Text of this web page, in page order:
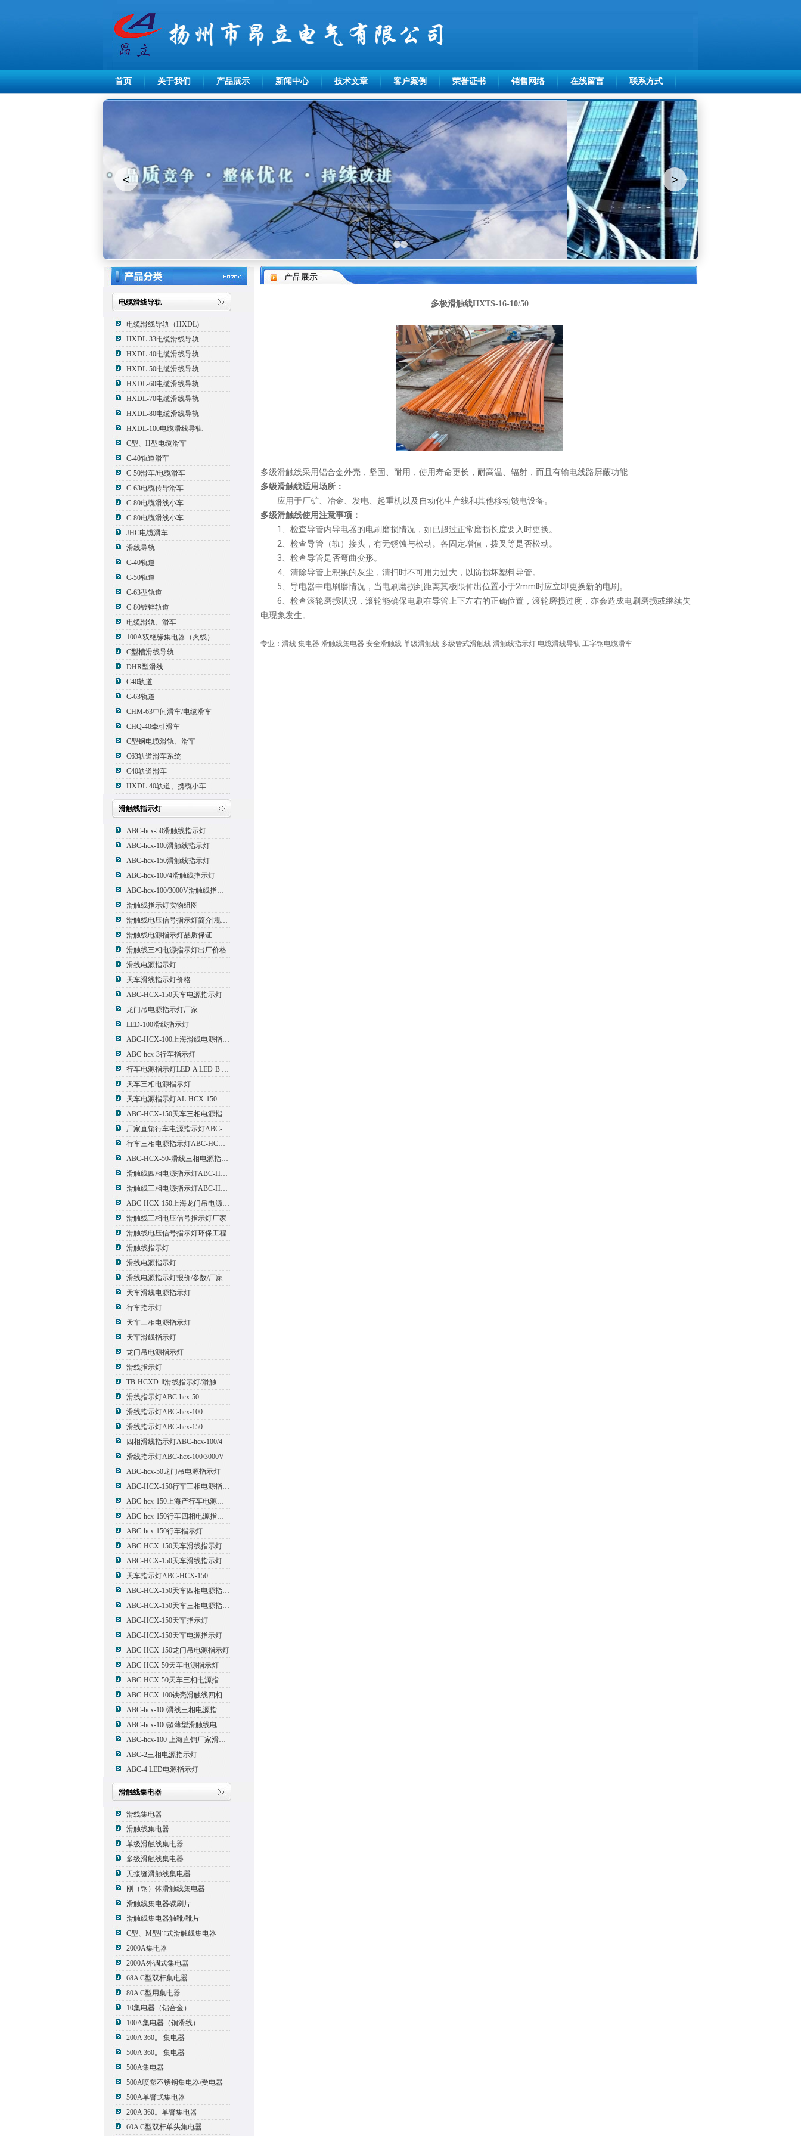
首页 关于我们 产品展示 新闻中心 技术文章 客户案例 荣誉证书 销售网络 在线留言 联系方式
< >
电缆滑线导轨
电缆滑线导轨（HXDL)
HXDL-33电缆滑线导轨
HXDL-40电缆滑线导轨
HXDL-50电缆滑线导轨
HXDL-60电缆滑线导轨
HXDL-70电缆滑线导轨
HXDL-80电缆滑线导轨
HXDL-100电缆滑线导轨
C型、H型电缆滑车
C-40轨道滑车
C-50滑车/电缆滑车
C-63电缆传导滑车
C-80电缆滑线小车
C-80电缆滑线小车
JHC电缆滑车
滑线导轨
C-40轨道
C-50轨道
C-63型轨道
C-80镀锌轨道
电缆滑轨、滑车
100A双绝缘集电器（火线）
C型槽滑线导轨
DHR型滑线
C40轨道
C-63轨道
CHM-63中间滑车/电缆滑车
CHQ-40牵引滑车
C型钢电缆滑轨、滑车
C63轨道滑车系统
C40轨道滑车
HXDL-40轨道、携缆小车
滑触线指示灯
ABC-hcx-50滑触线指示灯
ABC-hcx-100滑触线指示灯
ABC-hcx-150滑触线指示灯
ABC-hcx-100/4滑触线指示灯
ABC-hcx-100/3000V滑触线指示灯
滑触线指示灯实物组图
滑触线电压信号指示灯简介|规格|型号
滑触线电源指示灯品质保证
滑触线三相电源指示灯出厂价格
滑线电源指示灯
天车滑线指示灯价格
ABC-HCX-150天车电源指示灯
龙门吊电源指示灯厂家
LED-100滑线指示灯
ABC-HCX-100上海滑线电源指示灯厂家
ABC-hcx-3行车指示灯
行车电源指示灯LED-A LED-B LED-C
天车三相电源指示灯
天车电源指示灯AL-HCX-150
ABC-HCX-150天车三相电源指示灯出厂价格
厂家直销行车电源指示灯ABC-HCX-150
行车三相电源指示灯ABC-HCX-150
ABC-HCX-50-滑线三相电源指示灯厂家
滑触线四相电源指示灯ABC-HCX-100/4
滑触线三相电源指示灯ABC-HCX-100
ABC-HCX-150上海龙门吊电源指示灯
滑触线三相电压信号指示灯厂家
滑触线电压信号指示灯环保工程
滑触线指示灯
滑线电源指示灯
滑线电源指示灯报价/参数/厂家
天车滑线电源指示灯
行车指示灯
天车三相电源指示灯
天车滑线指示灯
龙门吊电源指示灯
滑线指示灯
TB-HCXD-Ⅱ滑线指示灯/滑触线指示灯
滑线指示灯ABC-hcx-50
滑线指示灯ABC-hcx-100
滑线指示灯ABC-hcx-150
四相滑线指示灯ABC-hcx-100/4
滑线指示灯ABC-hcx-100/3000V
ABC-hcx-50龙门吊电源指示灯
ABC-HCX-150行车三相电源指示灯
ABC-hcx-150上海产行车电源指示灯
ABC-hcx-150行车四相电源指示灯
ABC-hcx-150行车指示灯
ABC-HCX-150天车滑线指示灯
ABC-HCX-150天车滑线指示灯
天车指示灯ABC-HCX-150
ABC-HCX-150天车四相电源指示灯
ABC-HCX-150天车三相电源指示灯
ABC-HCX-150天车指示灯
ABC-HCX-150天车电源指示灯
ABC-HCX-150龙门吊电源指示灯
ABC-HCX-50天车电源指示灯
ABC-HCX-50天车三相电源指示灯
ABC-HCX-100铁壳滑触线四相电源指示灯
ABC-hcx-100滑线三相电源指示灯
ABC-hcx-100超薄型滑触线电源指示灯
ABC-hcx-100 上海直销厂家滑触线指示灯
ABC-2三相电源指示灯
ABC-4 LED电源指示灯
滑触线集电器
滑线集电器
滑触线集电器
单级滑触线集电器
多级滑触线集电器
无接缝滑触线集电器
刚（钢）体滑触线集电器
滑触线集电器碳刷片
滑触线集电器触靴/靴片
C型、M型排式滑触线集电器
2000A集电器
2000A外调式集电器
68A C型双杆集电器
80A C型用集电器
10集电器（铝合金）
100A集电器（铜滑线）
200A 360。 集电器
500A 360。 集电器
500A集电器
500A喷塑不锈钢集电器/受电器
500A单臂式集电器
200A 360。单臂集电器
60A C型双杆单头集电器
产品展示
多极滑触线HXTS-16-10/50
多级滑触线采用铝合金外壳，坚固、耐用，使用寿命更长，耐高温、辐射，而且有输电线路屏蔽功能
多级滑触线适用场所：
应用于厂矿、冶金、发电、起重机以及自动化生产线和其他移动馈电设备。
多级滑触线使用注意事项：
1、检查导管内导电器的电刷磨损情况，如已超过正常磨损长度要入时更换。
2、检查导管（轨）接头，有无锈蚀与松动。各固定增值，拨叉等是否松动。
3、检查导管是否弯曲变形。
4、清除导管上积累的灰尘，清扫时不可用力过大，以防损坏塑料导管。
5、导电器中电刷磨情况，当电刷磨损到距离其极限伸出位置小于2mm时应立即更换新的电刷。
6、检查滚轮磨损状况，滚轮能确保电刷在导管上下左右的正确位置，滚轮磨损过度，亦会造成电刷磨损或继续失
电现象发生。
专业：滑线 集电器 滑触线集电器 安全滑触线 单级滑触线 多级管式滑触线 滑触线指示灯 电缆滑线导轨 工字钢电缆滑车